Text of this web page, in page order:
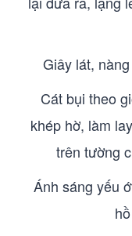
Giây lát,
Cát bụi theo
khép hờ, làm
trên tường
Ánh sáng yếu